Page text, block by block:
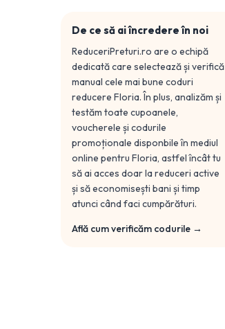
De ce să ai încredere în noi
ReduceriPreturi.ro are o echipă
dedicată care selectează și verifică
manual cele mai bune coduri
reducere Floria. În plus, analizăm și
testăm toate cupoanele,
voucherele și codurile
promoționale disponbile în mediul
online pentru Floria, astfel încât tu
să ai acces doar la reduceri active
și să economisești bani și timp
atunci când faci cumpărături.
Află cum verificăm codurile →